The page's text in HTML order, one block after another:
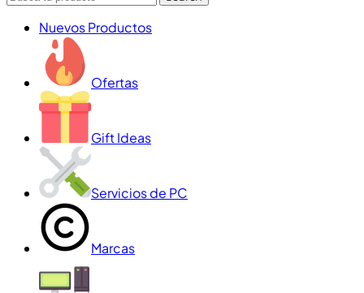
Nuevos Productos
Ofertas
Gift Ideas
Servicios de PC
Marcas